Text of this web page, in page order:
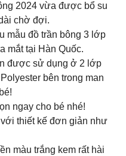
2024 vừa được bổ su
chờ đợi.
mẫu đồ trần bông 3 lớp
mắt tại Hàn Quốc.
được sử dụng ở 2 lớp
bên trong man
ngay cho bé nhé!
thiết kế đơn giản như
màu trắng kem rất hài